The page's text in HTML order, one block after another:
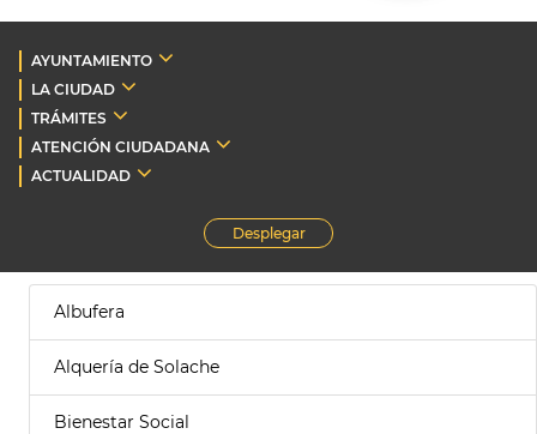
AYUNTAMIENTO
LA CIUDAD
TRÁMITES
ATENCIÓN CIUDADANA
ACTUALIDAD
Desplegar
Albufera
Alquería de Solache
Bienestar Social